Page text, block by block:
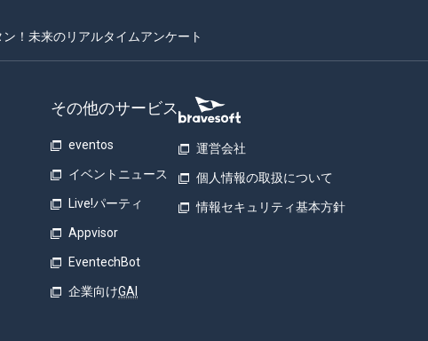
！未来のリアルタイムアンケート
その他のサービス
eventos
イベントニュース
Live!パーティ
Appvisor
EventechBot
企業向けGAI
運営会社
個人情報の取扱について
情報セキュリティ基本方針